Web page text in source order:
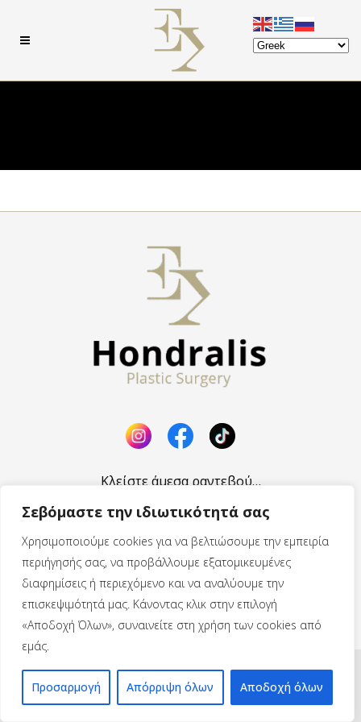
Σεβόμαστε την ιδιωτικότητά σας
Χρησιμοποιούμε cookies για να βελτιώσουμε την εμπειρία
περιήγησής σας, να προβάλλουμε εξατομικευμένες
διαφημίσεις ή περιεχόμενο και να αναλύουμε την
επισκεψιμότητά μας. Κάνοντας κλικ στην επιλογή
«Αποδοχή Όλων», συναινείτε στη χρήση των cookies από
εμάς.
Προσαρμογή Απόρριψη όλων Αποδοχή όλων
Κλείστε άμεσα ραντεβού…
213 005 0330
B. Σοφίας 105-107, Αθήνα |
info@drhondralis.gr
Θέσεις Εργασίας|Πρακτική Άσκηση
© drhondralis.gr – Plastic Surgery | All Rights
Reserved | Made byATPEX–WebMentor